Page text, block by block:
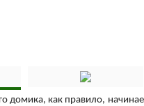
домика, как правило,